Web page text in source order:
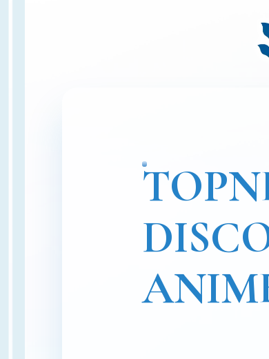
TOP